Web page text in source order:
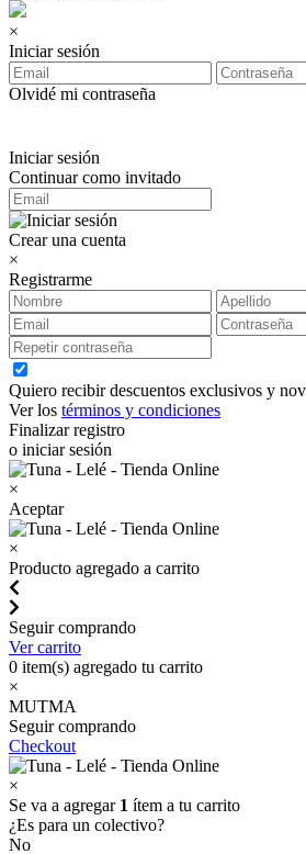
×
Iniciar sesión
Olvidé mi contraseña
Iniciar sesión
Continuar como invitado
Crear una cuenta
×
Registrarme
Quiero recibir descuentos exclusivos y
Ver los términos y condiciones
Finalizar registro
o iniciar sesión
×
Aceptar
×
Producto agregado a carrito
Seguir comprando
Ver carrito
0 item(s) agregado tu carrito
×
MUTMA
Seguir comprando
Checkout
×
Se va a agregar 1 ítem a tu carrito
¿Es para un colectivo?
No